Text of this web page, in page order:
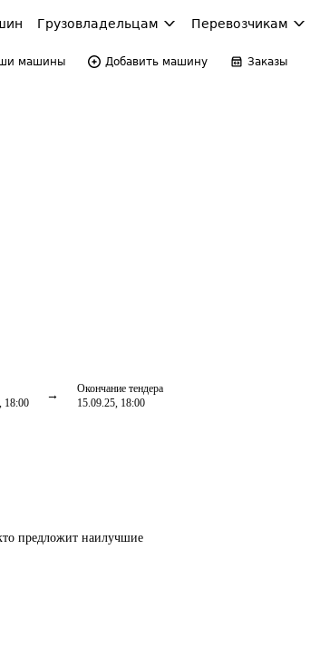
Грузовладельцам Перевозчикам
машины Добавить машину Заказы
18:00
Окончание тендера
15.09.25, 18:00
предложит наилучшие